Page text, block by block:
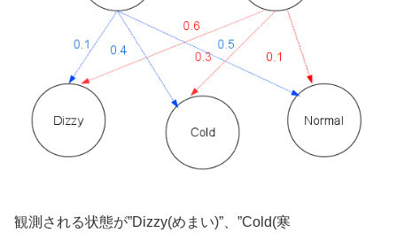
観測される状態が”Dizzy(めまい)”、”Cold(寒